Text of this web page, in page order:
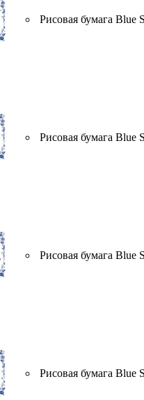
Рисовая бумага Blue
Рисовая бумага Blue
Рисовая бумага Blue
Рисовая бумага Blue